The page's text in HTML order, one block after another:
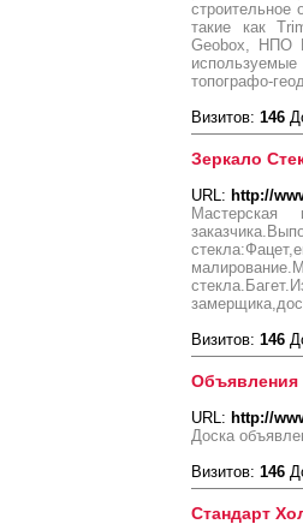
строительное
такие как
Geobox, НПО
топографо-
Визитов: 146
Зеркало
URL: http://
Визитов: 146
Объявления
URL: http://
Доска
Визитов: 146
Стандарт